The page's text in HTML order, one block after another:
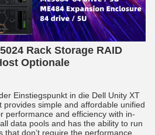
Rack Storage RAID
Optionale
Einstiegspunkt in die Dell Unity XT
provides simple and affordable unified
performance and efficiency with in-
data pools and has the ability to run
that don’t require the performance